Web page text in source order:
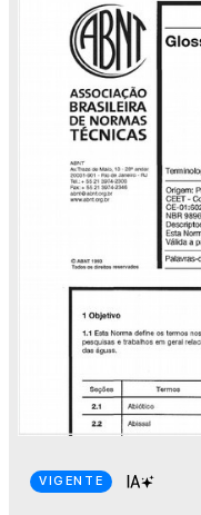
VIGENTE